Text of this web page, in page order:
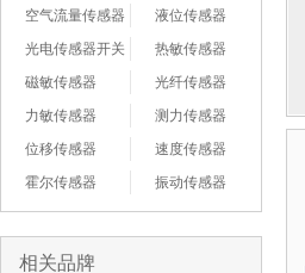
空气流量传感器
液位传感器
光电传感器开关
热敏传感器
磁敏传感器
光纤传感器
力敏传感器
测力传感器
位移传感器
速度传感器
霍尔传感器
振动传感器
相关品牌